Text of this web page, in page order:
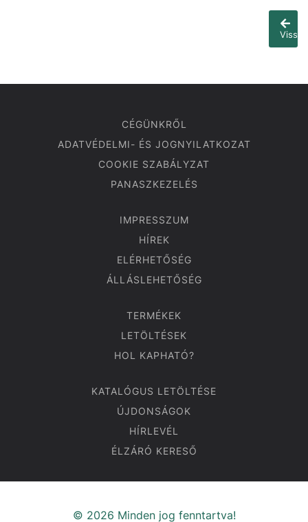
Vissza
CÉGÜNKRŐL
ADATVÉDELMI- ÉS JOGNYILATKOZAT
COOKIE SZABÁLYZAT
PANASZKEZELÉS
IMPRESSZUM
HÍREK
ELÉRHETŐSÉG
ÁLLÁSLEHETŐSÉG
TERMÉKEK
LETÖLTÉSEK
HOL KAPHATÓ?
KATALÓGUS LETÖLTÉSE
ÚJDONSÁGOK
HÍRLEVÉL
ÉLZÁRÓ KERESŐ
© 2026 Minden jog fenntartva!